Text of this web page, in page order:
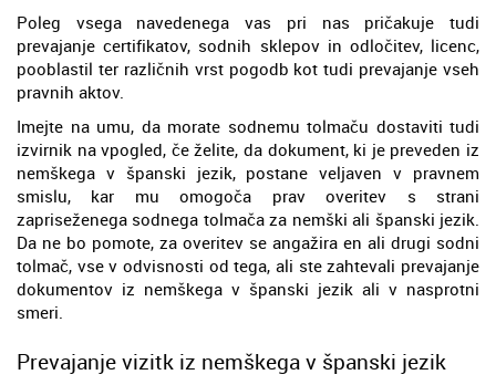
Poleg vsega navedenega vas pri nas pričakuje tudi
prevajanje certifikatov, sodnih sklepov in odločitev, licenc,
pooblastil ter različnih vrst pogodb kot tudi prevajanje vseh
pravnih aktov.
Imejte na umu, da morate sodnemu tolmaču dostaviti tudi
izvirnik na vpogled, če želite, da dokument, ki je preveden iz
nemškega v španski jezik, postane veljaven v pravnem
smislu, kar mu omogoča prav overitev s strani
zapriseženega sodnega tolmača za nemški ali španski jezik.
Da ne bo pomote, za overitev se angažira en ali drugi sodni
tolmač, vse v odvisnosti od tega, ali ste zahtevali prevajanje
dokumentov iz nemškega v španski jezik ali v nasprotni
smeri.
Prevajanje vizitk iz nemškega v španski jezik